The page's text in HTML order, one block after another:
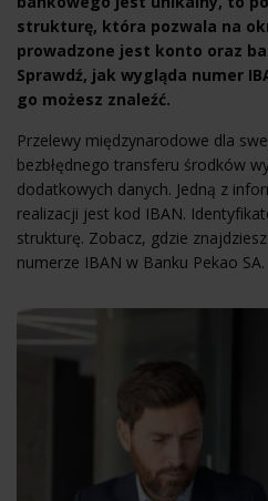
strukturę, która pozwala na
prowadzone jest konto oraz
Sprawdź, jak wygląda numer
go możesz znaleźć.
Przelewy międzynarodowe dla
bezbłędnego transferu środków
dodatkowych danych. Jedną z
realizacji jest kod IBAN.
strukturę. Zobacz, gdzie
numerze IBAN w Banku Pekao SA.